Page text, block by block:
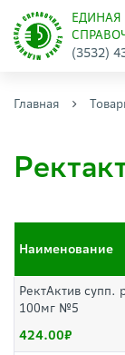
(3532)
Главная
Наименование
РектАктив супп.
100мг №5
424.00